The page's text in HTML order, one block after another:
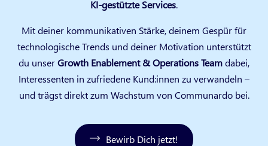
KI‑gestützte Services.
Mit deiner kommunikativen Stärke, deinem Gespür für
technologische Trends und deiner Motivation unterstützt
du unserGrowth Enablement & Operations Teamdabei,
Interessenten in zufriedene Kund:innen zu verwandeln –
und trägst direkt zum Wachstum von Communardo bei.
Bewirb Dich jetzt!